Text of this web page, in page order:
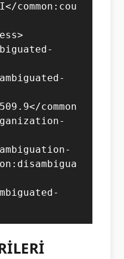
common:cou
common